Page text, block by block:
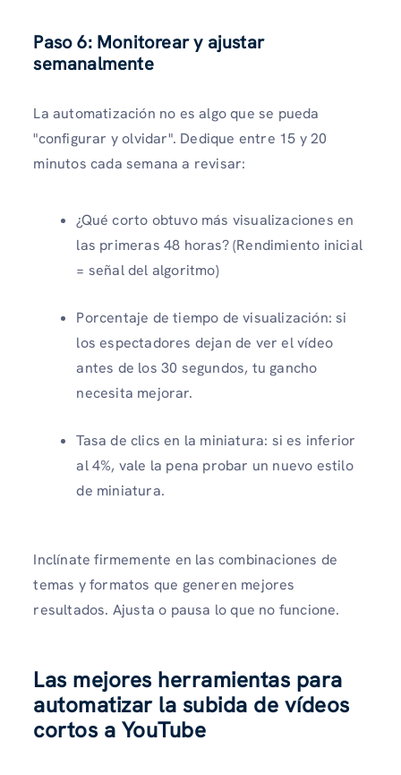
Paso 6: Monitorear y ajustar
semanalmente
La automatización no es algo que se pueda
"configurar y olvidar". Dedique entre 15 y 20
minutos cada semana a revisar:
¿Qué corto obtuvo más visualizaciones en
las primeras 48 horas? (Rendimiento inicial
= señal del algoritmo)
Porcentaje de tiempo de visualización: si
los espectadores dejan de ver el vídeo
antes de los 30 segundos, tu gancho
necesita mejorar.
Tasa de clics en la miniatura: si es inferior
al 4%, vale la pena probar un nuevo estilo
de miniatura.
Inclínate firmemente en las combinaciones de
temas y formatos que generen mejores
resultados. Ajusta o pausa lo que no funcione.
Las mejores herramientas para
automatizar la subida de vídeos
cortos a YouTube